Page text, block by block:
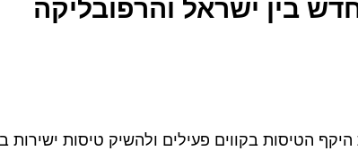
ישראל והרפובליקה
בקווים פעילים ולהשיק טיסות ישירות